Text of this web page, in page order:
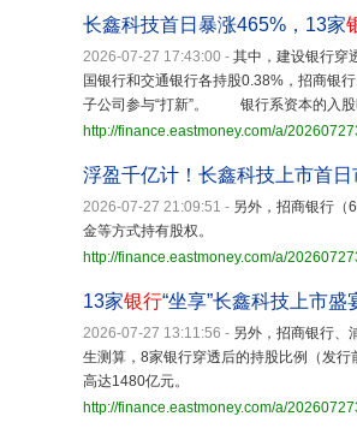
长鑫科技首日暴涨465%，13家
2026-07-27 17:43:00 - 其中，建设银行穿
国银行和交通银行各持股0.38%，招商银
子公司参与“打新”。 银行系资本的入股
http://finance.eastmoney.com/a/
浮盈千亿计！长鑫科技上市首
2026-07-27 21:09:51 - 另外，招商银行（
金等方式持有股权。
http://finance.eastmoney.com/a/
13家银行“坐享”长鑫科技上市
2026-07-27 13:11:56 - 另外，招商银行、
生测算，8家银行穿透后的持股比例（发
高达1480亿元。
http://finance.eastmoney.com/a/